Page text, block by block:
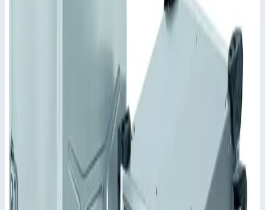
Штабелируется благодаря штабельным шишкам и
Изделия одинаковой номинальной глубиной можно
Ручки ZARGES Comfort для эргономичного
обслуживания и нагрузок до 50 кг.
Общие сведения
Артикул
📋